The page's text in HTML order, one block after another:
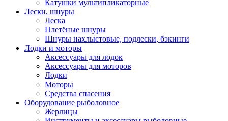
Катушки мультипликаторные
Лески, шнуры
Леска
Плетёные шнуры
Шнуры нахлыстовые, подлески, бэкинги
Лодки и моторы
Аксессуары для лодок
Аксессуары для моторов
Лодки
Моторы
Средства спасения
Оборудование рыболовное
Жерлицы